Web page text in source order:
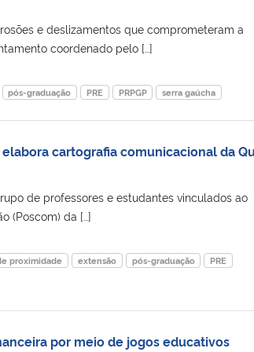
e deslizamentos que comprometeram a
coordenado pelo […]
pós-graduação PRE PRPGP serra gaúcha
cartografia comunicacional da
de professores e estudantes vinculados ao
(Poscom) da […]
proximidade extensão pós-graduação
PRE
por meio de jogos educativos